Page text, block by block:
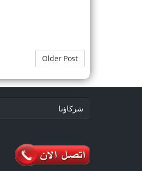
Older Post
شركاؤنا